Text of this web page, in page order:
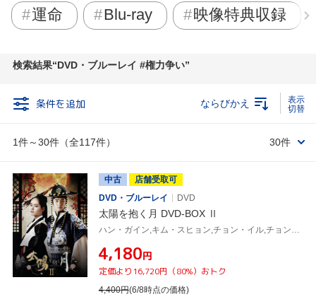
運命 Blu-ray 映像特典収録
検索結果 DVD・ブルーレイ #権力争い
条件を追加
1件～30件（全117件）
ならびかえ
30件
中古
店舗受取可
DVD・ブルーレイ
DVD
太陽を抱く月 DVD-BOX Ⅱ
¥4,180円
定価より16,720円（80%）おトク
4,400円(6/8時点の価格)